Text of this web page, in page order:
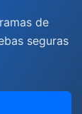
de
seguras